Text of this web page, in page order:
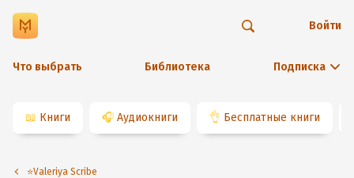
Что выбрать Библиотека Подписка
Войти
📖 Книги 🎧 Аудиокниги 👌 Бесплатные книги
⭐️Valeriya Scribe